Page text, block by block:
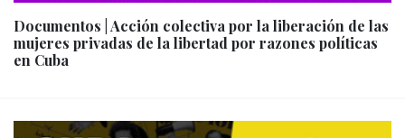
Documentos | Acción colectiva por la liberación de las
mujeres privadas de la libertad por razones políticas
en Cuba